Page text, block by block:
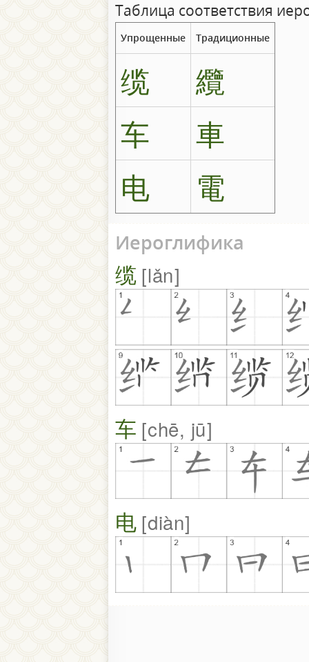
Таблица соответствия
Упрощенные Традиционные
缆
纜
车
車
电
電
Иероглифика
缆 lǎn
车 chē, jū
电 diàn